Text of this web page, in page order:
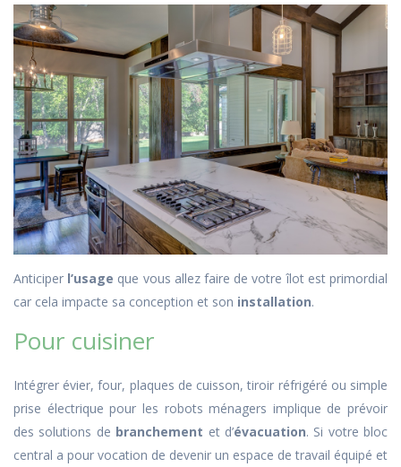
Anticiper l’usage que vous allez faire de votre îlot est primordial
car cela impacte sa conception et son installation.
Pour cuisiner
Intégrer évier, four, plaques de cuisson, tiroir réfrigéré ou simple
prise électrique pour les robots ménagers implique de prévoir
des solutions de branchement et d’évacuation. Si votre bloc
central a pour vocation de devenir un espace de travail équipé et